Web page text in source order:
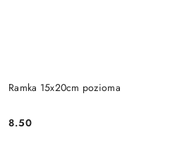
Ramka 15x20cm pozioma
Cena:
8.50